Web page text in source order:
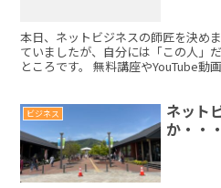
本日、ネットビジネスの師匠を決め
ていましたが、自分には「この人」
ところです。 無料講座やYouTube動
ビジネス
ネット
か・・・